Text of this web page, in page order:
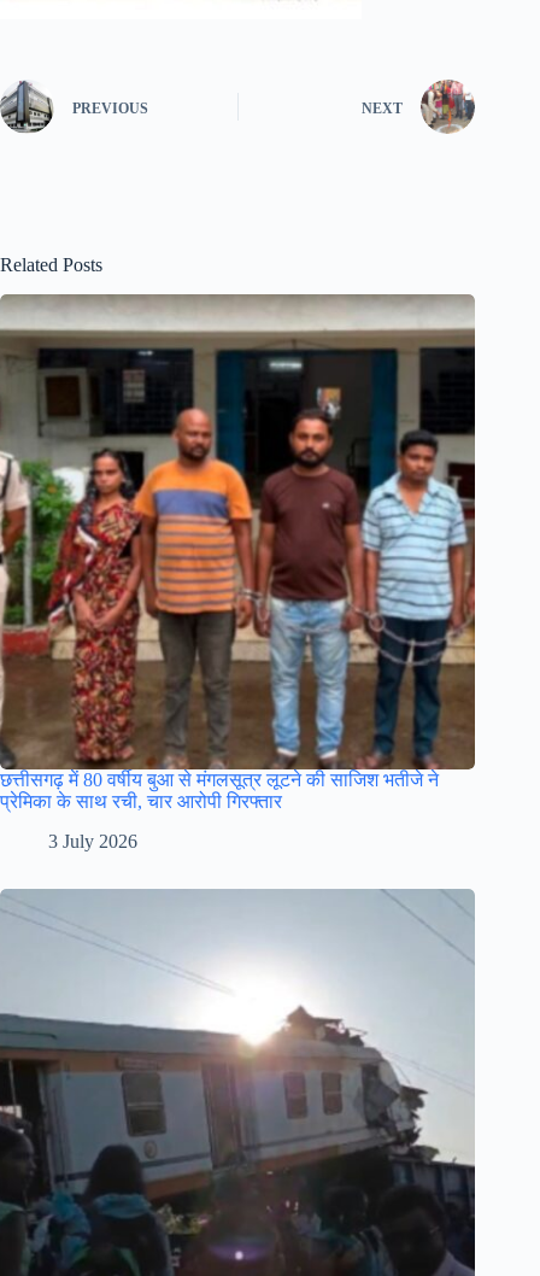
PREVIOUS NEXT
Related Posts
छत्तीसगढ़ में 80 वर्षीय बुआ से मंगलसूत्र लूटने की साजिश भतीजे ने
प्रेमिका के साथ रची, चार आरोपी गिरफ्तार
3 July 2026